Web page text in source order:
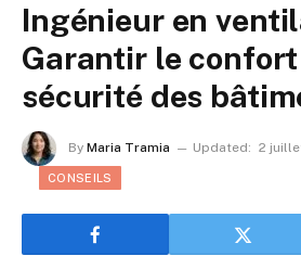
Ingénieur en
Garantir le
sécurité des
By Maria Tramia Updated: 2
CONSEILS